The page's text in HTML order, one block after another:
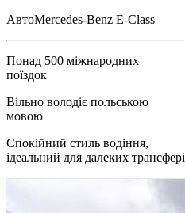
АвтоMercedes-Benz E-Class
Понад 500 міжнародних
поїздок
Вільно володіє польською
мовою
Спокійний стиль водіння,
ідеальний для далеких